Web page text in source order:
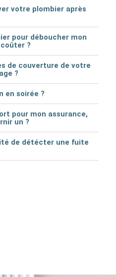
votre plombier après
pour déboucher mon
?
de couverture de votre
?
en soirée ?
pour mon assurance,
un ?
de détécter une fuite